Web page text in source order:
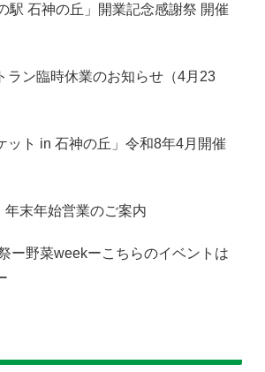
駅 石神の丘」開業記念感謝祭 開催
ラン臨時休業のお知らせ（4月23
ット in 石神の丘」令和8年4月開催
年末年始営業のご案内
ー野菜weekーこちらのイベントは